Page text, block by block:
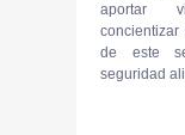
aportar
concientizar
de este
seguridad